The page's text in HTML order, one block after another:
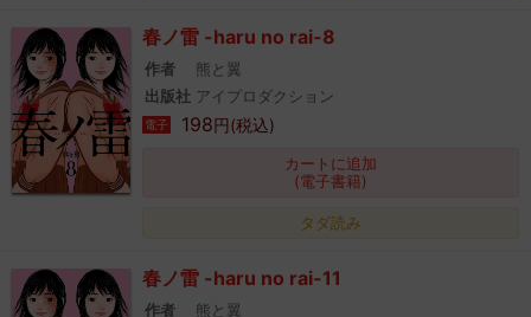
春ノ雷 -haru no rai-8
作者
熊と翼
出版社 アイプロダクション
電子 198円(税込)
カートに追加
(電子書籍)
タダ読み
春ノ雷 -haru no rai-11
作者
熊と翼